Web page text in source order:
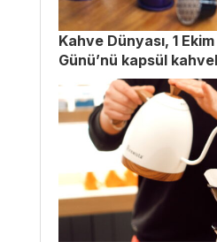
Kahve Dünyası, 1
Günü’nü kapsül